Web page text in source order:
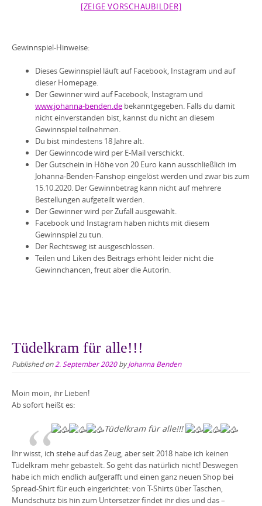
[ZEIGE VORSCHAUBILDER]
Gewinnspiel-Hinweise:
Dieses Gewinnspiel läuft auf Facebook, Instagram und auf
dieser Homepage.
Der Gewinner wird auf Facebook, Instagram und
www.johanna-benden.de bekanntgegeben. Falls du damit
nicht einverstanden bist, kannst du nicht an diesem
Gewinnspiel teilnehmen.
Du bist mindestens 18 Jahre alt.
Der Gewinncode wird per E-Mail verschickt.
Der Gutschein in Höhe von 20 Euro kann ausschließlich im
Johanna-Benden-Fanshop eingelöst werden und zwar bis zum
15.10.2020. Der Gewinnbetrag kann nicht auf mehrere
Bestellungen aufgeteilt werden.
Der Gewinner wird per Zufall ausgewählt.
Facebook und Instagram haben nichts mit diesem
Gewinnspiel zu tun.
Der Rechtsweg ist ausgeschlossen.
Teilen und Liken des Beitrags erhöht leider nicht die
Gewinnchancen, freut aber die Autorin.
Tüdelkram für alle!!!
Published on2. September 2020byJohanna Benden
Moin moin, ihr Lieben!
Ab sofort heißt es:
Tüdelkram für alle!!!
Ihr wisst, ich stehe auf das Zeug, aber seit 2018 habe ich keinen
Tüdelkram mehr gebastelt. So geht das natürlich nicht! Deswegen
habe ich mich endlich aufgerafft und einen ganz neuen Shop bei
Spread-Shirt für euch eingerichtet: von T-Shirts über Taschen,
Mundschutz bis hin zum Untersetzer findet ihr dies und das –